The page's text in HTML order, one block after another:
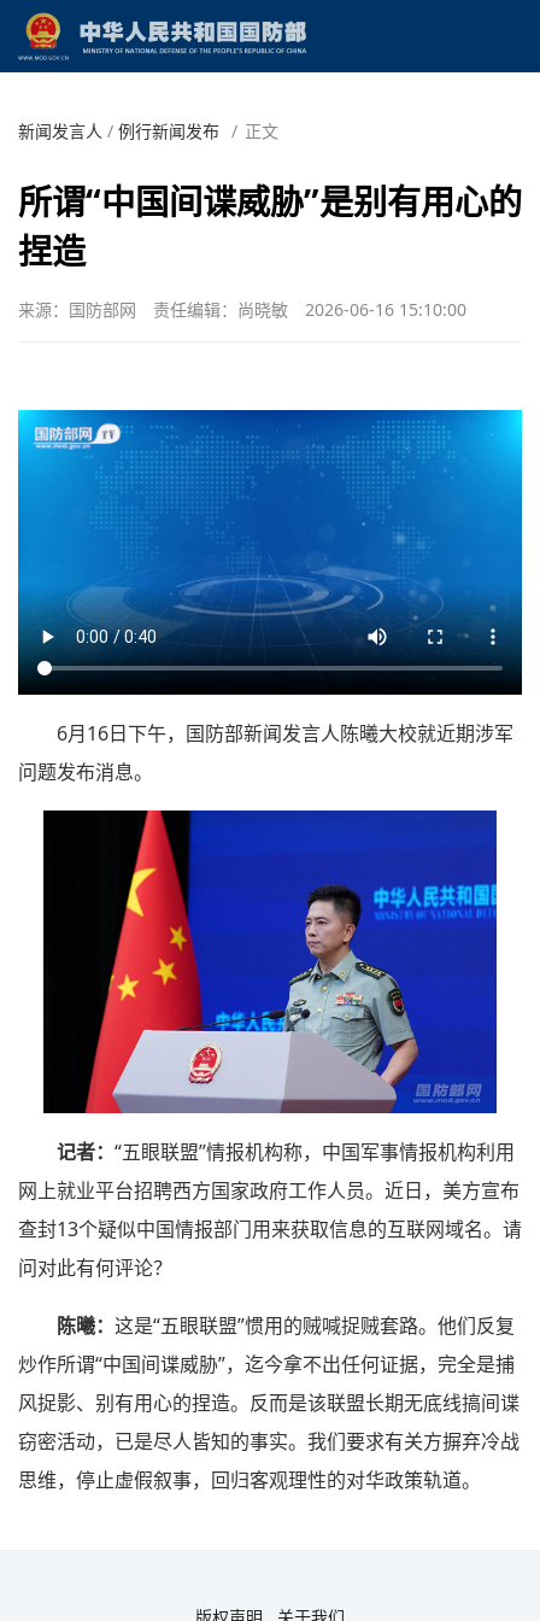
新闻发言人 / 例行新闻发布 / 正文
所谓“中国间谍威胁”是别有用心的
捏造
来源：国防部网 责任编辑：尚晓敏 2026-06-16 15:10:00
6月16日下午，国防部新闻发言人陈曦大校就近期涉军
问题发布消息。
记者： “五眼联盟”情报机构称，中国军事情报机构利用
网上就业平台招聘西方国家政府工作人员。近日，美方宣布
查封13个疑似中国情报部门用来获取信息的互联网域名。请
问对此有何评论？
陈曦： 这是“五眼联盟”惯用的贼喊捉贼套路。他们反复
炒作所谓“中国间谍威胁”，迄今拿不出任何证据，完全是捕
风捉影、别有用心的捏造。反而是该联盟长期无底线搞间谍
窃密活动，已是尽人皆知的事实。我们要求有关方摒弃冷战
思维，停止虚假叙事，回归客观理性的对华政策轨道。